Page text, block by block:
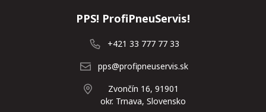
PPS! ProfiPneuServis!
+421 33 777 77 33
pps@profipneuservis.sk
Zvončín 16, 91901
okr. Trnava, Slovensko